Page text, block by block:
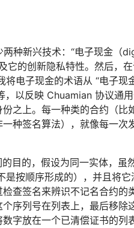
种新兴技术：“电子现金（
的创新隐私特性。然后，
电子现金的术语从 “电子现
，以反映 Chuamian 协议通
之上。每一种类的合约（比
种签名算法），就像每一次
的，假设为同一实体，虽
按顺序形成的），并且将它
查签名来辨识不记名合约的
序列号在列表上，最后移除
字放在一个已清偿证书的列